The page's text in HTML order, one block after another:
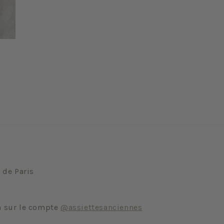
Paris
sur le compte @assiettesanciennes